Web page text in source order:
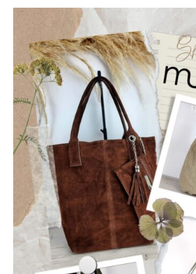
Ναυπάκτου, η Βελβίνα και το
ώστε να προστατεύσουμε όχι μόνο
πολιτιστικό μας κεφάλαιο.
Ίδρυση μόνιμου Κέντρου
οποίο θα συντονίζει σε πραγματικό
Πυροσβεστική, τις Δασικές
τις εθελοντικές ομάδες,
κάθε διαθέσιμο χρηματοδοτικό
Εξασφάλιση χρηματοδότησης
μέσω ευρωπαϊκών και εθνικών
το Ταμείο Ανάκαμψης, το πρόγραμμα
προγράμματα INTERREG και το
απαραίτητες παρεμβάσεις να
επιβάρυνση των δημοτών.